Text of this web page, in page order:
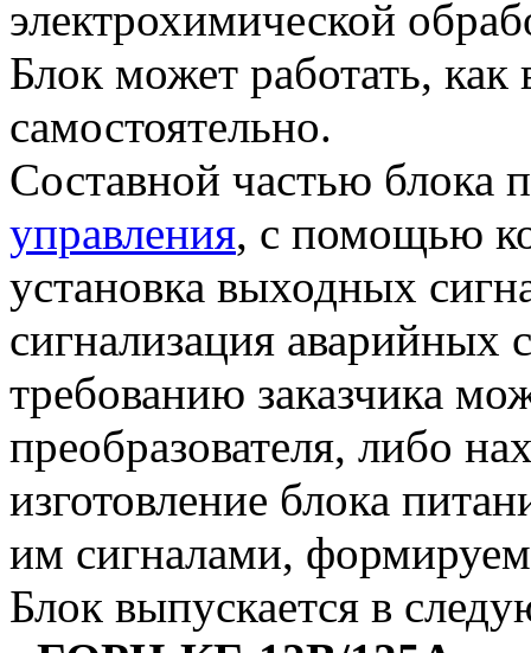
электрохимической
Блок может работать, как
самостоятельно.
Составной частью блока
управления, с помощью
установка выходных
сигнализация аварийных
требованию заказчика
преобразователя, либо
изготовление блока
им сигналами,
Блок выпускается в